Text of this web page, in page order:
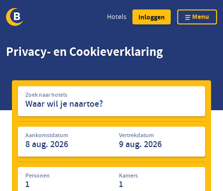
Hotels Inloggen Menu
Privacy- en Cookieverklaring
Zoek
naar
hotels
Zoek naar hotels
Aankomstdatum Vertrekdatum
Personen
1
Kamers
1